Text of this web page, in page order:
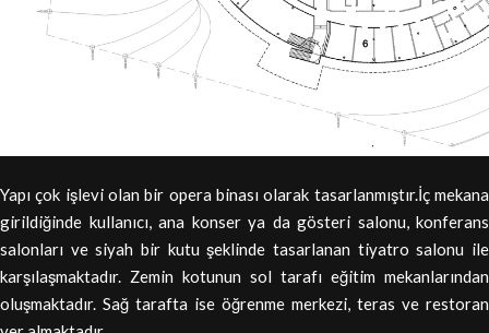
Yapı çok işlevi olan bir opera binası olarak tasarlanmıştır.İç mekana
girildiğinde kullanıcı, ana konser ya da gösteri salonu, konferans
salonları ve siyah bir kutu şeklinde tasarlanan tiyatro salonu ile
karşılaşmaktadır. Zemin kotunun sol tarafı eğitim mekanlarından
oluşmaktadır. Sağ tarafta ise öğrenme merkezi, teras ve restoran